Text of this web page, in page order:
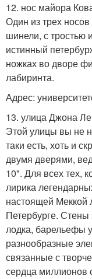
12. нос майора
Один из трех
шинели, с тростью
истинный
ножках во дворе
лабиринта.
Адрес:
13. улица Джона
Этой улицы вы не
таки есть, хоть и
двумя дверями,
10". Для всех тех,
лирика
настоящей Меккой
Петербурге.
лодка, барельефы
разнообразные
связанные с
сердца миллионов